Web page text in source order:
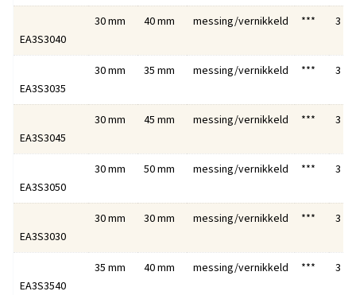
EA3S3040
30 mm 40 mm messing/vernikkeld *** 3
EA3S3035
30 mm 35 mm messing/vernikkeld *** 3
EA3S3045
30 mm 45 mm messing/vernikkeld *** 3
EA3S3050
30 mm 50 mm messing/vernikkeld *** 3
EA3S3030
30 mm 30 mm messing/vernikkeld *** 3
EA3S3540
35 mm 40 mm messing/vernikkeld *** 3